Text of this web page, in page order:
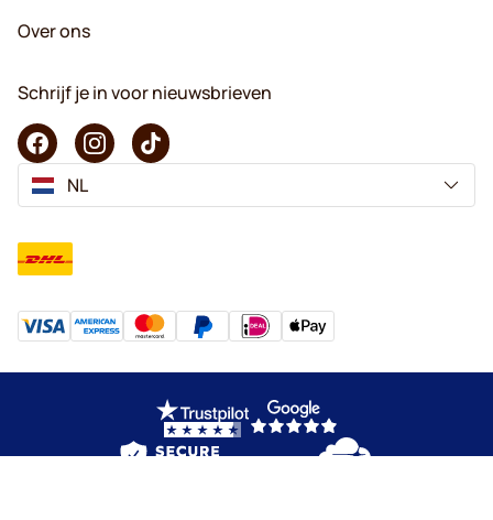
Over ons
Schrijf je in voor nieuwsbrieven
NL